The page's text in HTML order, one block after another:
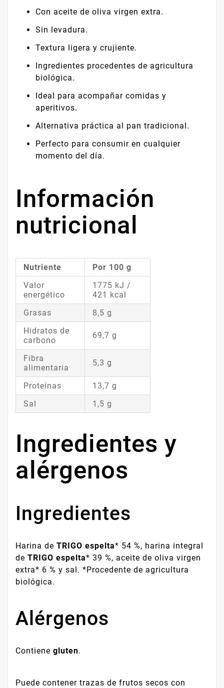
Con aceite de oliva virgen extra.
Sin levadura.
Textura ligera y crujiente.
Ingredientes procedentes de agricultura
biológica.
Ideal para acompañar comidas y
aperitivos.
Alternativa práctica al pan tradicional.
Perfecto para consumir en cualquier
momento del día.
Información
nutricional
Nutriente
Por 100 g
Valor
energético
1775 kJ /
421 kcal
Grasas
8,5 g
Hidratos de
carbono
69,7 g
Fibra
alimentaria
5,3 g
Proteínas
13,7 g
Sal
1,5 g
Ingredientes y
alérgenos
Ingredientes
Harina de TRIGO espelta* 54 %, harina integral
de TRIGO espelta* 39 %, aceite de oliva virgen
extra* 6 % y sal. *Procedente de agricultura
biológica.
Alérgenos
Contiene gluten.
Puede contener trazas de frutos secos con